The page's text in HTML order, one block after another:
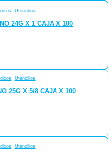
Utencilios
24G X 1 CAJA X 100
, Utencilios
25G X 5/8 CAJA X 100
, Utencilios